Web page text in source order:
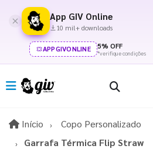
App GIV Online
10 mil+ downloads
APPGIVONLINE 5% OFF
*verifique condições
Início InícioCopo Personalizado
Garrafa Térmica Flip Straw